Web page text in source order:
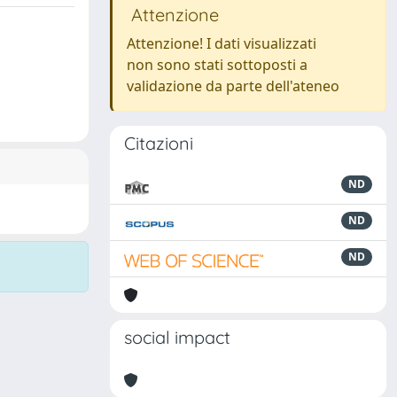
Attenzione
Attenzione! I dati visualizzati
non sono stati sottoposti a
validazione da parte dell'ateneo
Citazioni
ND
ND
ND
social impact